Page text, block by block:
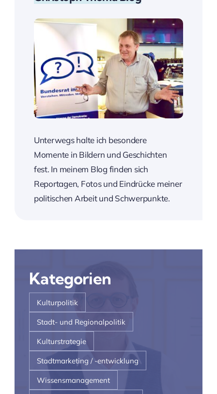
Unterwegs halte ich besondere
Momente in Bildern und Geschichten
fest. In meinem Blog finden sich
Reportagen, Fotos und Eindrücke meiner
politischen Arbeit und Schwerpunkte.
Kategorien
Kulturpolitik
Stadt- und Regionalpolitik
Kulturstrategie
Stadtmarketing / -entwicklung
Wissensmanagement